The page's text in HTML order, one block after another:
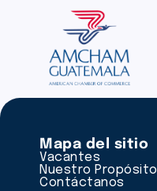
Mapa del sitio
Vacantes
Nuestro Propósito
Contáctanos